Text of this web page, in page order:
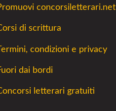
concorsiletterari.net
di scrittura
condizioni e privacy
dai bordi
letterari gratuiti